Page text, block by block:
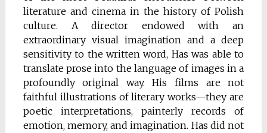
literature and cinema in the history of Polish
culture. A director endowed with an
extraordinary visual imagination and a deep
sensitivity to the written word, Has was able to
translate prose into the language of images in a
profoundly original way. His films are not
faithful illustrations of literary works—they are
poetic interpretations, painterly records of
emotion, memory, and imagination. Has did not